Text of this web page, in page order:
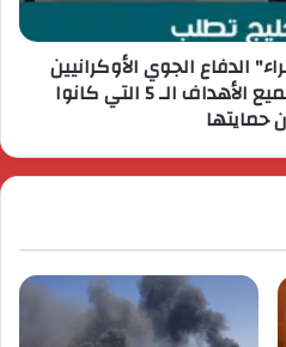
الدفاع الجوي الأوكرانيين
"المغادرة" بعد تدميـ ر جميع الأهداف الـ 5 التي كانوا
حمايتها